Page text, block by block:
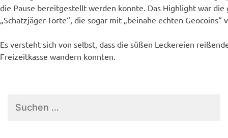
die Pause bereitgestellt werden konnte. Das Highlight war
„Schatzjäger-Torte“, die sogar mit „beinahe echten Geocoins“
Es versteht sich von selbst, dass die süßen Leckereien
Freizeitkasse wandern konnten.
nach: